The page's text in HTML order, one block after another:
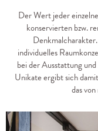
Der Wert jeder
konservierten bzw.
individuelles
bei der Ausstattung
Unikate ergibt sich
das